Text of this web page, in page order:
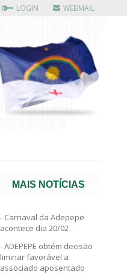
LOGIN WEBMAIL
MAIS NOTÍCIAS
Carnaval da Adepepe
acontece dia 20/02
ADEPEPE obtém decisão
liminar favorável a
associado aposentado